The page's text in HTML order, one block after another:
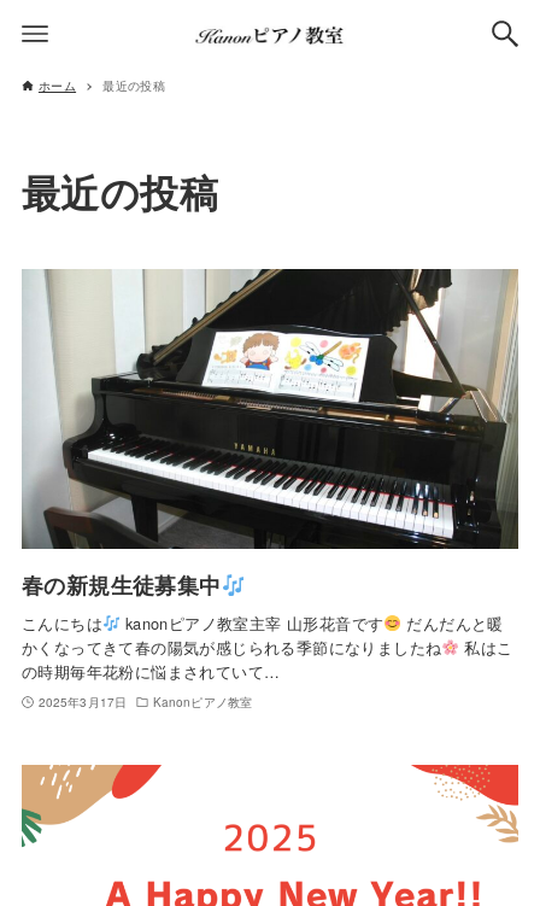
ホーム 最近の投稿
最近の投稿
春の新規生徒募集中
こんにちは kanonピアノ教室主宰 山形花音です
だんだんと暖
かくなってきて春の陽気が感じられる季節になりましたね
私はこ
の時期毎年花粉に悩まされていて…
2025年3月17日 Kanonピアノ教室